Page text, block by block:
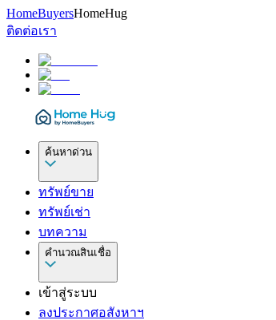
HomeBuyersHomeHug
ติดต่อเรา
ค้นหาด่วน
ทรัพย์ขาย
ทรัพย์เช่า
บทความ
คำนวณสินเชื่อ
เข้าสู่ระบบ
ลงประกาศอสังหาฯ